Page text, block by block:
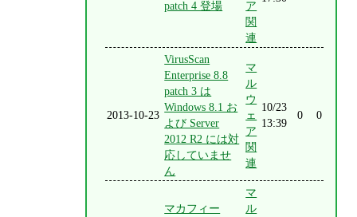
patch 4 登場
ア
関
連
2013-10-23
VirusScan
Enterprise 8.8
patch 3 は
Windows 8.1 お
よび Server
2012 R2 には対
応していませ
ん
マ
ル
ウ
ェ
ア
関
連
10/23
13:39
0 0
マカフィー
マ
ル